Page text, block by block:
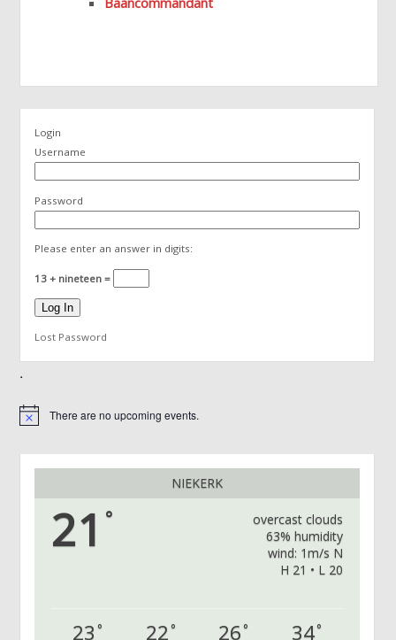
Login
Username
Password
Please enter an answer in digits:
13 + nineteen =
Lost Password
.
Notice There are no upcoming events.
NIEKERK
21 °
overcast clouds
63% humidity
wind: 1m/s N
H 21 • L 20
23 ° 22° 26° 34°